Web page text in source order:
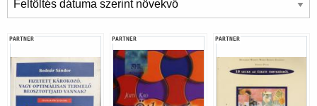
PARTNER PARTNER PARTNER